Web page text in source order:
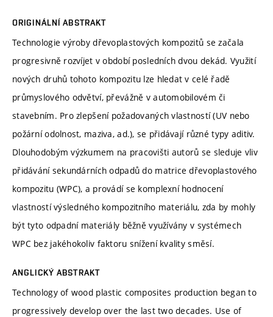
ORIGINÁLNÍ ABSTRAKT
Technologie výroby dřevoplastových kompozitů se začala
progresivně rozvíjet v období posledních dvou dekád. Využití
nových druhů tohoto kompozitu lze hledat v celé řadě
průmyslového odvětví, převážně v automobilovém či
stavebním. Pro zlepšení požadovaných vlastností (UV nebo
požární odolnost, maziva, ad.), se přidávají různé typy aditiv.
Dlouhodobým výzkumem na pracovišti autorů se sleduje vliv
přidávání sekundárních odpadů do matrice dřevoplastového
kompozitu (WPC), a provádí se komplexní hodnocení
vlastností výsledného kompozitního materiálu, zda by mohly
být tyto odpadní materiály běžně využívány v systémech
WPC bez jakéhokoliv faktoru snížení kvality směsí.
ANGLICKÝ ABSTRAKT
Technology of wood plastic composites production began to
progressively develop over the last two decades. Use of